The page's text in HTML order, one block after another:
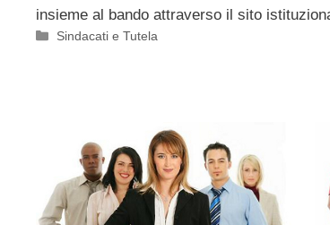
insieme al bando attraverso il sito
Categorie
Sindacati e Tutela